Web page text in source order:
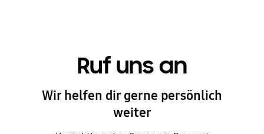
Ruf uns an
Wir helfen dir gerne persönlich
weiter